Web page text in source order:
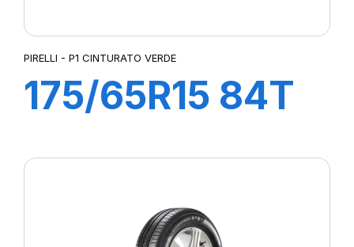
PIRELLI - P1 CINTURATO VERDE
175/65R15 84T